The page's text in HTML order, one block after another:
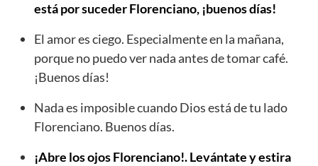
está por suceder Florenciano, ¡buenos días!
El amor es ciego. Especialmente en la mañana,
porque no puedo ver nada antes de tomar café.
¡Buenos días!
Nada es imposible cuando Dios está de tu lado
Florenciano. Buenos días.
¡Abre los ojos Florenciano!. Levántate y estira